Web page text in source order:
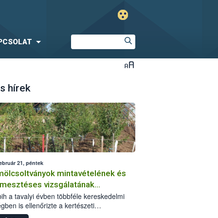
hírek
21, péntek
mintavételének és
vizsgálatának
a tavalyi évben többféle kereskedelmi
is ellenőrizte a kertészeti
Az adminisztratív szempontú